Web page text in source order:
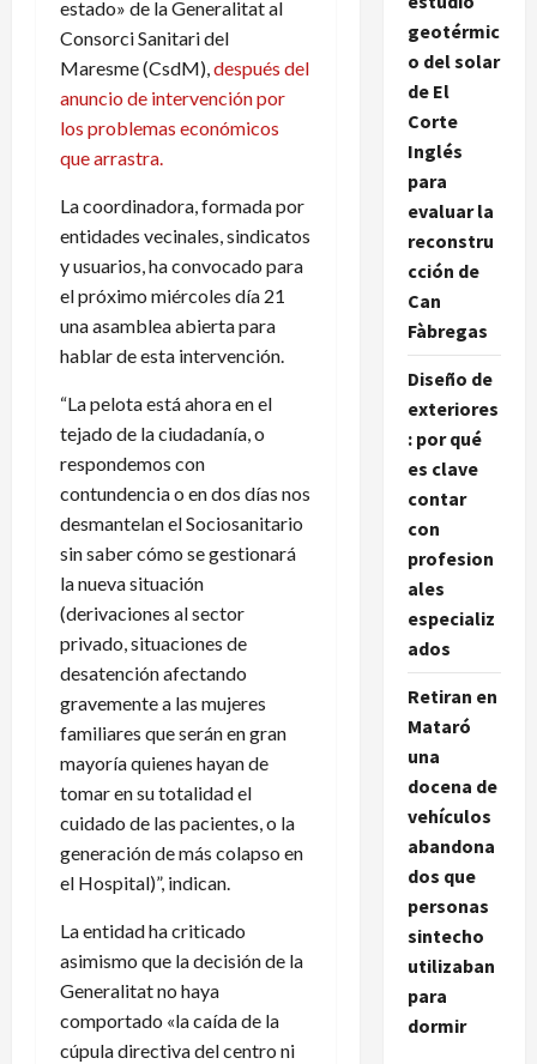
estado» de la Generalitat al
Consorci Sanitari del
Maresme (CsdM),después del
anuncio de intervención por
los problemas económicos
que arrastra.
La coordinadora, formada por
entidades vecinales, sindicatos
y usuarios, ha convocado para
el próximo miércoles día 21
una asamblea abierta para
hablar de esta intervención.
“La pelota está ahora en el
tejado de la ciudadanía, o
respondemos con
contundencia o en dos días nos
desmantelan el Sociosanitario
sin saber cómo se gestionará
la nueva situación
(derivaciones al sector
privado, situaciones de
desatención afectando
gravemente a las mujeres
familiares que serán en gran
mayoría quienes hayan de
tomar en su totalidad el
cuidado de las pacientes, o la
generación de más colapso en
el Hospital)”, indican.
La entidad ha criticado
asimismo que la decisión de la
Generalitat no haya
comportado «la caída de la
cúpula directiva del centro ni
geotérmic
o del solar
de El
Corte
Inglés
para
evaluar la
reconstru
cción de
Can
Fàbregas
Diseño de
exteriores
: por qué
es clave
contar
con
profesion
ales
especializ
ados
Retiran en
Mataró
una
docena de
vehículos
abandona
dos que
personas
sintecho
utilizaban
para
dormir